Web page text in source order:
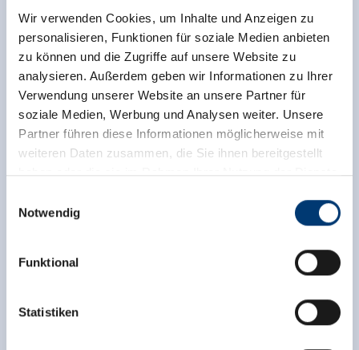
Wir verwenden Cookies, um Inhalte und Anzeigen zu
personalisieren, Funktionen für soziale Medien anbieten
zu können und die Zugriffe auf unsere Website zu
analysieren. Außerdem geben wir Informationen zu Ihrer
Verwendung unserer Website an unsere Partner für
soziale Medien, Werbung und Analysen weiter. Unsere
Partner führen diese Informationen möglicherweise mit
weiteren Daten zusammen, die Sie ihnen bereitgestellt
haben oder die sie im Rahmen Ihrer Nutzung der Dienste
Rohr 23// A-6280 Zell am Ziller
www.zillertalarena.com
Notwendig
Funktional
Statistiken
VANDAAG GEOPEND
E-Bike Ladestation Krimml Zentrum
Oberkrimml 37
5743 Krimml
info@krimml.at